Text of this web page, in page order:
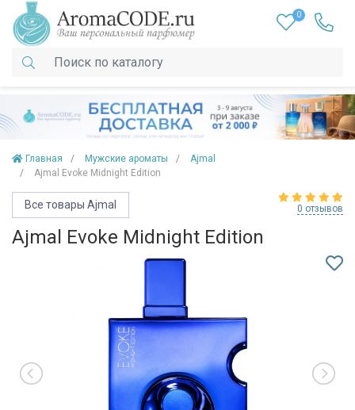
0
Главная Мужские ароматы
Ajmal
Ajmal Evoke Midnight Edition
Все товары Ajmal 0 отзывов
Ajmal Evoke Midnight Edition